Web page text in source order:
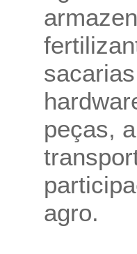
peças,
agro.